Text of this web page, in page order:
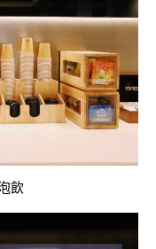
飲